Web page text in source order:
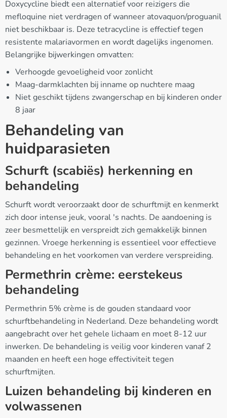
Doxycycline biedt een alternatief voor reizigers die
mefloquine niet verdragen of wanneer atovaquon/proguanil
niet beschikbaar is. Deze tetracycline is effectief tegen
resistente malariavormen en wordt dagelijks ingenomen.
Belangrijke bijwerkingen omvatten:
Verhoogde gevoeligheid voor zonlicht
Maag-darmklachten bij inname op nuchtere maag
Niet geschikt tijdens zwangerschap en bij kinderen onder
8 jaar
Behandeling van
huidparasieten
Schurft (scabiës) herkenning en
behandeling
Schurft wordt veroorzaakt door de schurftmijt en kenmerkt
zich door intense jeuk, vooral 's nachts. De aandoening is
zeer besmettelijk en verspreidt zich gemakkelijk binnen
gezinnen. Vroege herkenning is essentieel voor effectieve
behandeling en het voorkomen van verdere verspreiding.
Permethrin crème: eerstekeus
behandeling
Permethrin 5% crème is de gouden standaard voor
schurftbehandeling in Nederland. Deze behandeling wordt
aangebracht over het gehele lichaam en moet 8-12 uur
inwerken. De behandeling is veilig voor kinderen vanaf 2
maanden en heeft een hoge effectiviteit tegen
schurftmijten.
Luizen behandeling bij kinderen en
volwassenen